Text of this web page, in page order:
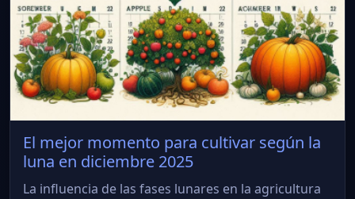
El mejor momento para cultivar según la
luna en diciembre 2025
La influencia de las fases lunares en la agricultura